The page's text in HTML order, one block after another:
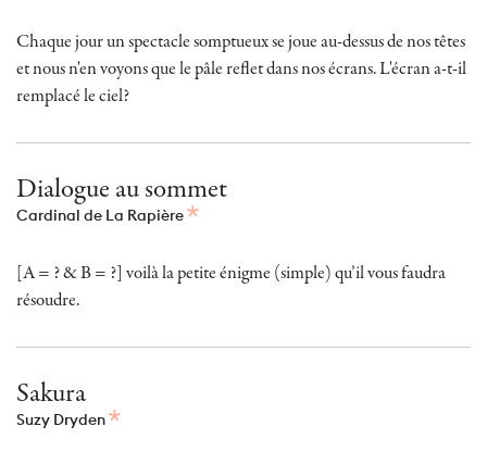
Chaque jour un spectacle somptueux se joue au-dessus de nos têtes
et nous n'en voyons que le pâle reflet dans nos écrans. L'écran a-t-il
remplacé le ciel?
Dialogue au sommet
Cardinal de La Rapière
[A = ? & B = ?] voilà la petite énigme (simple) qu’il vous faudra
résoudre.
Sakura
Suzy Dryden